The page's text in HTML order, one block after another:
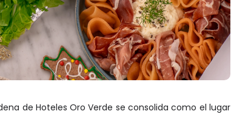
de Hoteles Oro Verde se consolida como el lugar